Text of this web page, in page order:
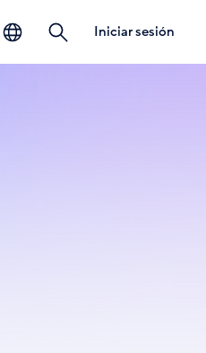
Iniciar sesión